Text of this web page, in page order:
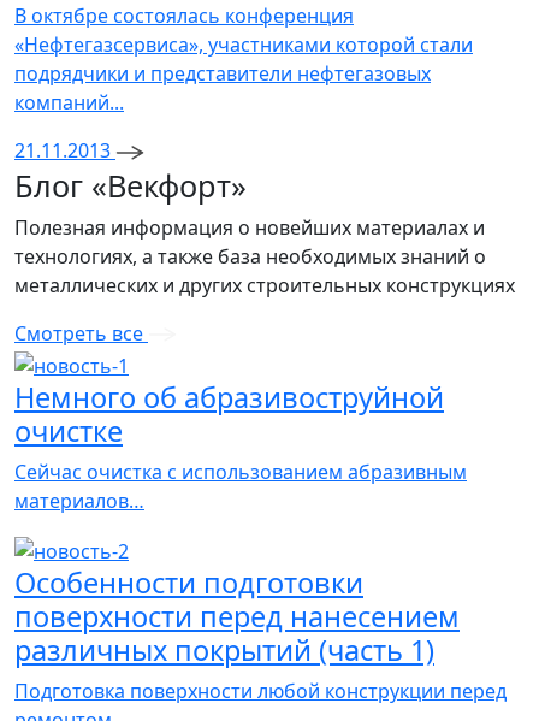
В октябре состоялась конференция
«Нефтегазсервиса», участниками которой стали
подрядчики и представители нефтегазовых
компаний...
21.11.2013
Блог «Векфорт»
Полезная информация о новейших материалах и
технологиях, а также база необходимых знаний о
металлических и других строительных конструкциях
Смотреть все
Немного об абразивоструйной
очистке
Сейчас очистка с использованием абразивным
материалов…
Особенности подготовки
поверхности перед нанесением
различных покрытий (часть 1)
Подготовка поверхности любой конструкции перед